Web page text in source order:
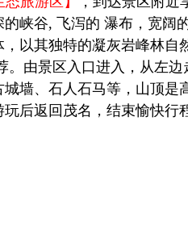
峡谷, 飞泻的 瀑布，宽阔
以其独特的凝灰岩峰林自
由景区入口进入，从左边
墙、石人石马等，山顶是
后返回茂名，结束愉快行